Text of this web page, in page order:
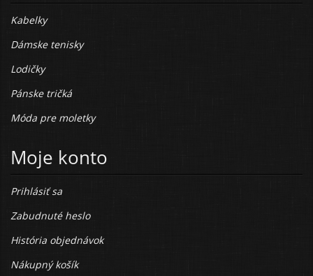
Kabelky
Dámske tenisky
Lodičky
Pánske tričká
Móda pre moletky
Moje konto
Prihlásiť sa
Zabudnuté heslo
História objednávok
Nákupný košík